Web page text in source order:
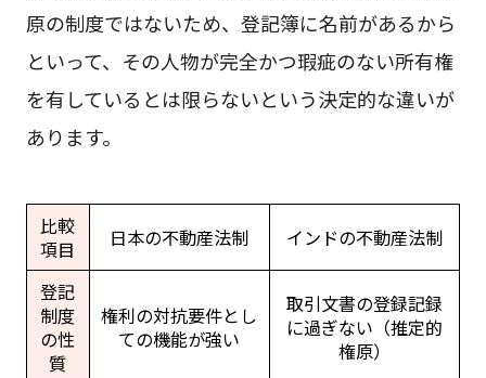
原の制度ではないため、登記簿に名前があるから
といって、その人物が完全かつ瑕疵のない所有権
を有しているとは限らないという決定的な違いが
あります。
比較
項目
日本の不動産法制 インドの不動産法制
登記
制度
の性
質
権利の対抗要件とし
ての機能が強い
取引文書の登録記録
に過ぎない（推定的
権原）